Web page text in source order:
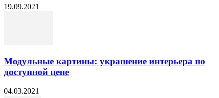
19.09.2021
Модульные картины: украшение интерьера по
доступной цене
04.03.2021